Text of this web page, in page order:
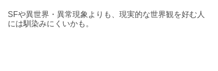
SFや異世界・異常現象よりも、現実的な世界観を好む人
には馴染みにくいかも。